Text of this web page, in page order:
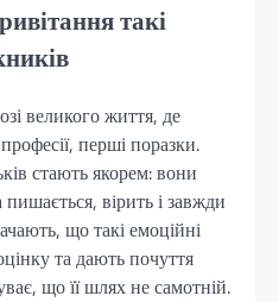
такі
великого життя, де
перші поразки.
стають якорем: вони
вірить і завжди
що такі емоційні
та дають почуття
що її шлях не самотній.